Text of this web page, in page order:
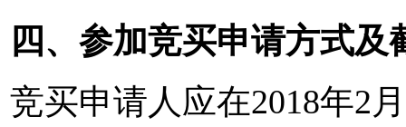
四、参加竞买申请方式及
竞买申请人应在2018年2